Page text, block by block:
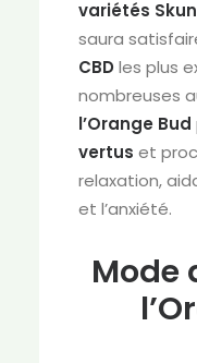
variétés
saura
CBD les plus
nombreuses
l’Orange Bud
vertus et
relaxation,
et l’anxiété.
Mode